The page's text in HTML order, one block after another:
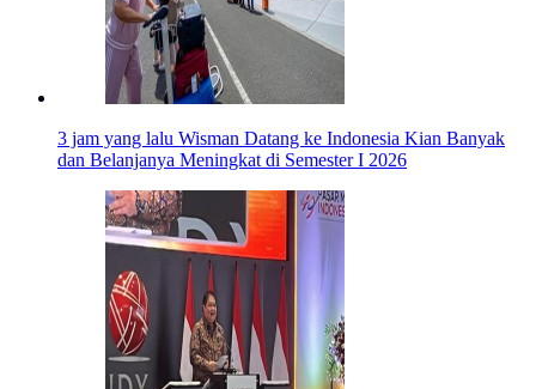
3 jam yang lalu Wisman Datang ke Indonesia Kian Banyak
dan Belanjanya Meningkat di Semester I 2026